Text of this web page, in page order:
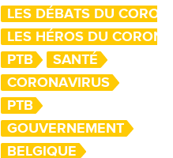
LES DÉBATS DU
LES HÉROS DU CORONA
PTB
SANTÉ
CORONAVIRUS
PTB
GOUVERNEMENT
BELGIQUE